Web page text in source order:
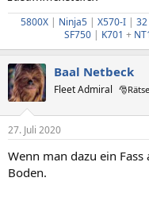
5800X | Ninja5 | X570-I |
SF750 | K701 +
Baal Netbeck
Fleet Admiral
27. Juli 2020
Wenn man dazu ein
Boden.